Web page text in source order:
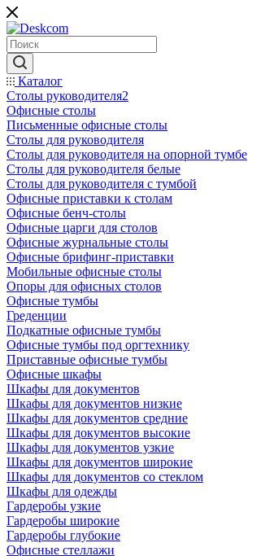
Каталог
Столы руководителя2
Офисные столы
Письменные офисные столы
Столы для руководителя
Столы для руководителя на опорной тумбе
Столы для руководителя белые
Столы для руководителя с тумбой
Офисные приставки к столам
Офисные бенч-столы
Офисные царги для столов
Офисные журнальные столы
Офисные брифинг-приставки
Мобильные офисные столы
Опоры для офисных столов
Офисные тумбы
Греденции
Подкатные офисные тумбы
Офисные тумбы под оргтехнику
Приставные офисные тумбы
Офисные шкафы
Шкафы для документов
Шкафы для документов низкие
Шкафы для документов средние
Шкафы для документов высокие
Шкафы для документов узкие
Шкафы для документов широкие
Шкафы для документов со стеклом
Шкафы для одежды
Гардеробы узкие
Гардеробы широкие
Гардеробы глубокие
Офисные стеллажи